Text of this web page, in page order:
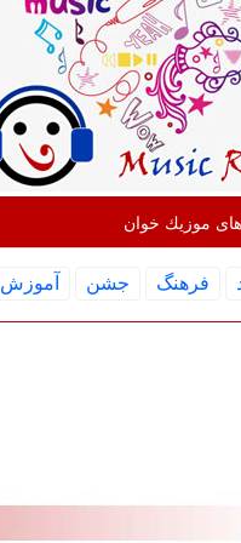
موزیك خوان
فرهنگ جشن آموزش